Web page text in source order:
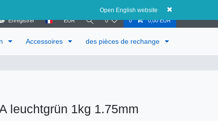
Open English website
Enregistrer EUR 0 0 0,00 EUR
Accessoires des pièces de rechange
leuchtgrün 1kg 1.75mm